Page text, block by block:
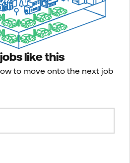
like this
to move onto the next job